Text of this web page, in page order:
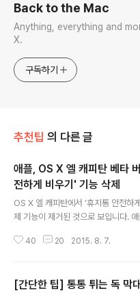
Back to the Mac
Anything, everything and
X.
구독하기
추천팁 의 다른 글
애플, OS X 엘 캐피탄 베타
전하게 비우기' 기능 삭제
OS X 엘 캐피탄에서 '휴지통 안전하
제 기능이 제거된 것으로 보입니다.
피탄 베타 6의 파인더에서 '휴지통 안
이터만을 삭제하는 운영체제의 특성
40 20 2015. 8. 7.
[간단한 팁] 통통 튀는 독 막